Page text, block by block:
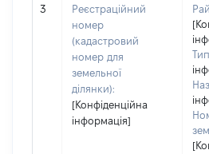
3
Реєстраційний
номер
(кадастровий
номер для
земельної
ділянки):
[Конфіденційна
інформація]